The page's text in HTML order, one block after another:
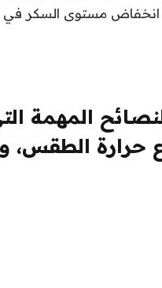
مستوى السكر في
المهمة
الطقس،